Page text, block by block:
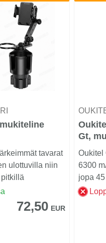
tavarat
ulottuvilla niin
72,50 EUR
Gt,
Oukitel
6300
jopa